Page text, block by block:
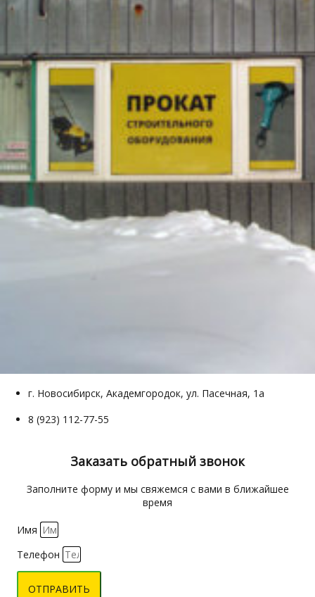
г. Новосибирск, Академгородок, ул. Пасечная, 1а
8 (923) 112-77-55
Заказать обратный звонок
Заполните форму и мы свяжемся с вами в ближайшее
время
Имя
Телефон
ОТПРАВИТЬ